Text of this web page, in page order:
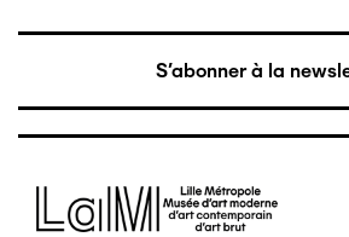
S'abonner à la
Image